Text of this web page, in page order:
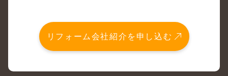
リフォーム会社紹介を申し込む